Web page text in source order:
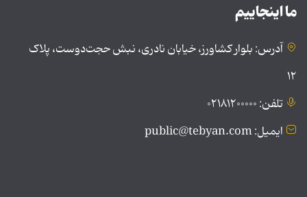
ما اینجاییم
آدرس: بلوار کشاورز، خیابان نادری، نبش حجت‌دوست، پلاک
۱۲
تلفن: ۰۲۱۸۱۲۰۰۰۰۰
ایمیل: public@tebyan.com